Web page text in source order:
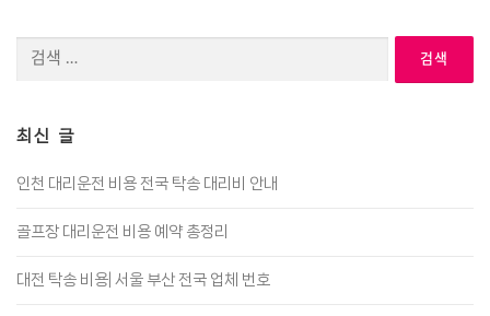
최신 글
인천 대리운전 비용 전국 탁송 대리비 안내
골프장 대리운전 비용 예약 총정리
대전 탁송 비용| 서울 부산 전국 업체 번호